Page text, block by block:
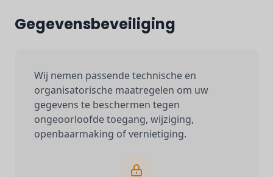
Gegevensbeveiliging
Wij nemen passende technische en
organisatorische maatregelen om uw
gegevens te beschermen tegen
ongeoorloofde toegang, wijziging,
openbaarmaking of vernietiging.